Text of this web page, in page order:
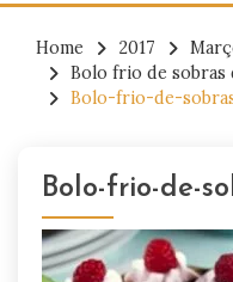
Home 2017
Bolo frio de sobras
Bolo-frio-de-
Bolo-frio-de-